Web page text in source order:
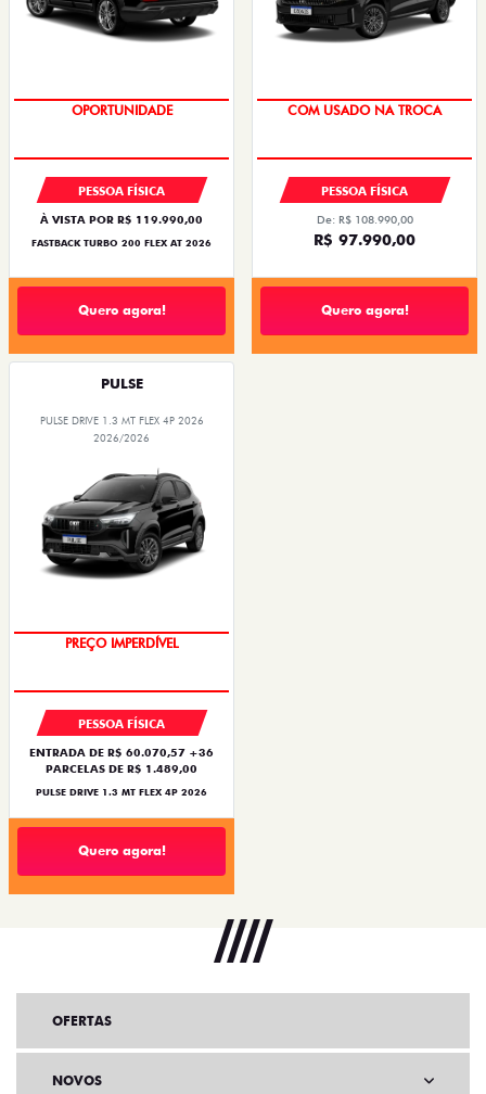
OPORTUNIDADE
PESSOA FÍSICA
À VISTA POR R$ 119.990,00
FASTBACK TURBO 200 FLEX AT 2026
Quero agora!
SUPER DESCONTO
PESSOA FÍSICA
De: R$ 108.990,00
R$ 97.990,00
Quero agora!
PULSE
PULSE DRIVE 1.3 MT FLEX 4P 2026
2026/2026
OPORTUNIDADE
PESSOA FÍSICA
ENTRADA DE R$ 60.070,57 +36
PARCELAS DE R$ 1.489,00
PULSE DRIVE 1.3 MT FLEX 4P 2026
Quero agora!
OFERTAS
NOVOS